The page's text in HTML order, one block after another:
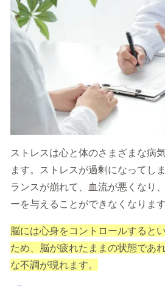
ストレスは心と体のさまざまな病
ます。ストレスが過剰になってし
ランスが崩れて、血流が悪くなり
ーを与えることができなくなります
脳には心身をコントロールすると
ため、脳が疲れたままの状態であ
な不調が現れます。